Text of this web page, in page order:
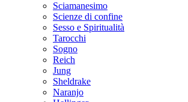
Sciamanesimo
Scienze di confine
Sesso e Spiritualità
Tarocchi
Sogno
Reich
Jung
Sheldrake
Naranjo